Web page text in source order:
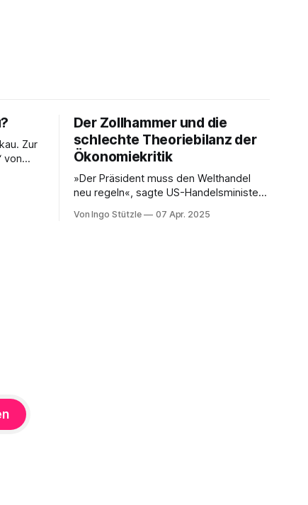
Zur
von
Der Zollhammer und die
schlechte Theoriebilanz der
Ökonomiekritik
»Der Präsident muss den Welthandel
neu regeln«, sagte US-Handelsminister
CBS. Der »Zollhammer«, mit dem die
Von Ingo Stützle 07 Apr. 2025